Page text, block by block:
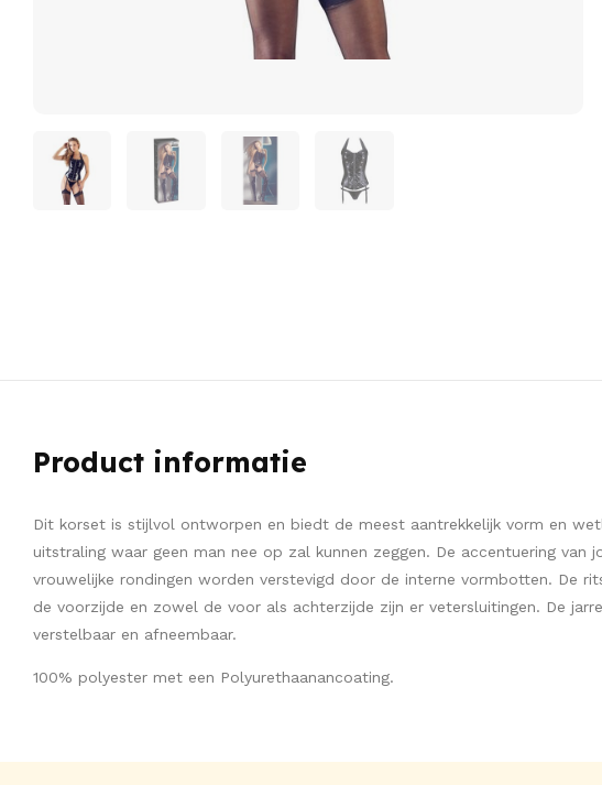
Product informatie
Dit korset is stijlvol ontworpen en biedt de meest aantrekkelijk vorm en
uitstraling waar geen man nee op zal kunnen zeggen. De accentuering van
vrouwelijke rondingen worden verstevigd door de interne vormbotten. De
de voorzijde en zowel de voor als achterzijde zijn er vetersluitingen. De
verstelbaar en afneembaar.
100% polyester met een Polyurethaanancoating.